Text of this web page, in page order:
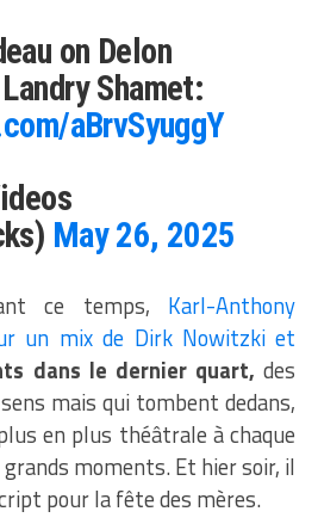
on Delon
Shamet:
aBrvSyuggY
May 26, 2025
ce temps, Karl-Anthony
un mix de Dirk Nowitzki et
dans le dernier quart, des
mais qui tombent dedans,
en plus théâtrale à chaque
grands moments. Et hier soir, il
pour la fête des mères.